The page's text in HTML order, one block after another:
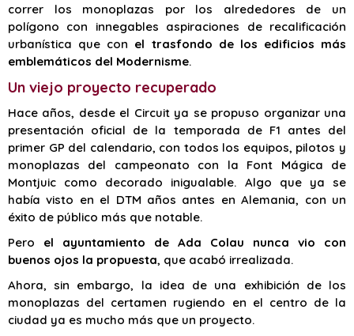
correr los monoplazas por los alrededores de un
polígono con innegables aspiraciones de recalificación
urbanística que con el trasfondo de los edificios más
emblemáticos del Modernisme.
Un viejo proyecto recuperado
Hace años, desde el Circuit ya se propuso organizar una
presentación oficial de la temporada de F1 antes del
primer GP del calendario, con todos los equipos, pilotos y
monoplazas del campeonato con la Font Mágica de
Montjuic como decorado inigualable. Algo que ya se
había visto en el DTM años antes en Alemania, con un
éxito de público más que notable.
Pero el ayuntamiento de Ada Colau nunca vio con
buenos ojos la propuesta, que acabó irrealizada.
Ahora, sin embargo, la idea de una exhibición de los
monoplazas del certamen rugiendo en el centro de la
ciudad ya es mucho más que un proyecto.